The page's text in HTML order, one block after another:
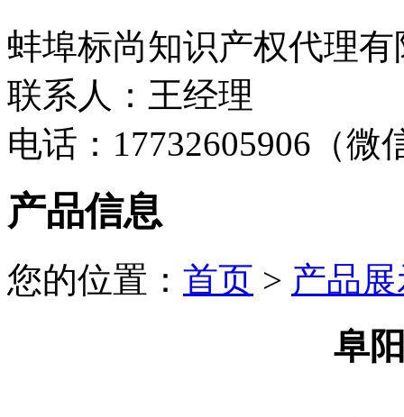
蚌埠标尚知识产权代理有
联系人：王经理
电话：17732605906（微
产品信息
您的位置： 首页 > 产品
阜